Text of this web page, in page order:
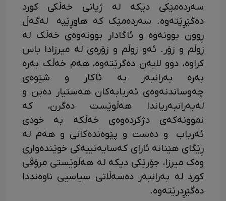
سەردەمێکی دیکە لە ژیانی خەڵکی کورد
دەگێڕێتەوە. سەردەمێک کە هاوڕێیە لەگەڵ
ڕوون بوونەوە و ئاگادار بوونەوەی خەڵک لە
زوڵم و زۆر. ئەو زوڵم و زۆرەی لە میرزادا باس
کراوە، دوو لایەن دەگرێتەوە، هەم خەڵک بەرە
بەرە بەرانبەر بە ئاکار و شێوەی
چەوساندنەوەی ئەربابەکان هەستیار دەبن و
لەبەرانبەریاندا هەڵوێست دەگرن، کە
نموونەکەی دژکردەوەی خەڵکە بە خودی
ئەرباب و دەست و پێوەندەکانی و هەم لە
ڕێگای هێنانە ئارای کەسایەتییەکی خوێندەواری
وەک میرزا، جۆرێکی دیکە لە هەڵوێستی مرۆڤی
کورد لە بەرانبەر دەسەڵاتی سیاسیی ناوەنددا
دەگێڕدرێتەوە.